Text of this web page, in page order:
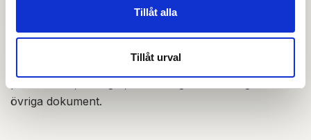
Tillåt alla
Tillåt urval
Logga in
övriga dokument.